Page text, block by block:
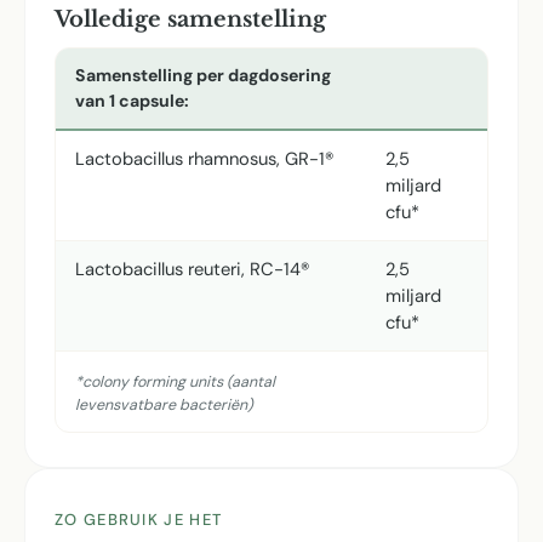
Volledige samenstelling
Samenstelling per dagdosering
van 1 capsule:
Lactobacillus rhamnosus, GR-1®
2,5
miljard
cfu*
Lactobacillus reuteri, RC-14®
2,5
miljard
cfu*
*colony forming units (aantal
levensvatbare bacteriën)
ZO GEBRUIK JE HET